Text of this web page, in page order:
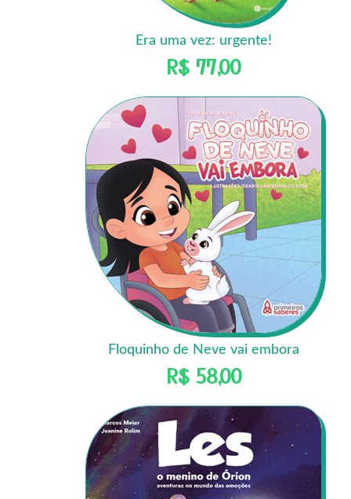
Era uma vez: urgente!
R$77,00
Floquinho de Neve vai embora
R$58,00